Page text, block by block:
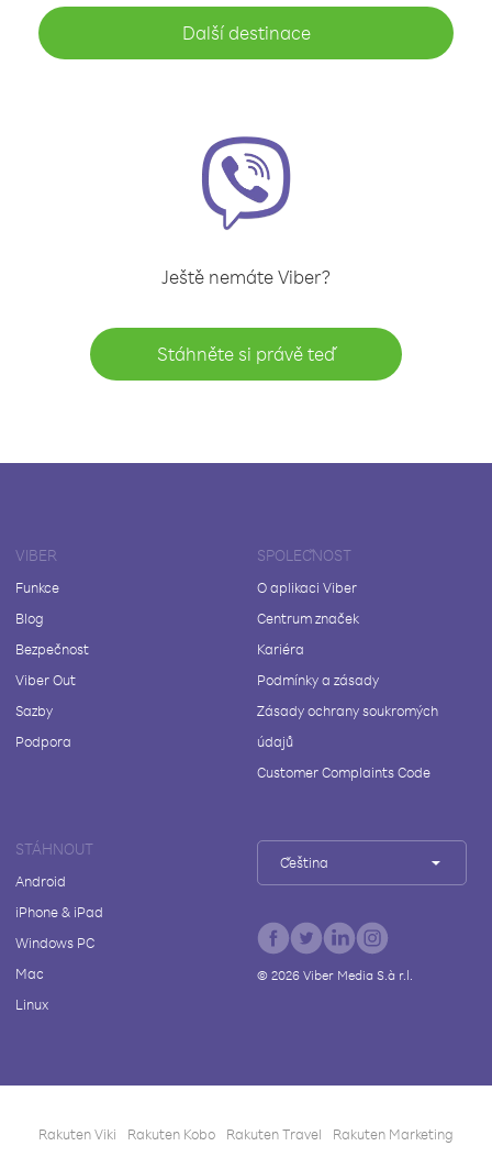
Další destinace
Ještě nemáte Viber?
Stáhněte si právě teď
VIBER
Funkce
Blog
Bezpečnost
Viber Out
Sazby
Podpora
SPOLEČNOST
O aplikaci Viber
Centrum značek
Kariéra
Podmínky a zásady
Zásady ochrany soukromých
údajů
Customer Complaints Code
STÁHNOUT
Android
iPhone & iPad
Windows PC
Mac
Linux
Čeština
© 2026Viber Media S.à r.l.
Rakuten Viki Rakuten Kobo Rakuten Travel Rakuten Marketing